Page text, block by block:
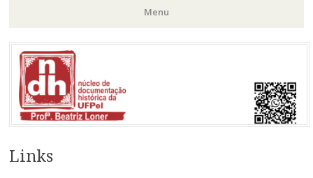
Menu
Pular
para
conteúdo
Links